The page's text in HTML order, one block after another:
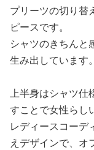
プリーツの切り替
ピースです。
シャツのきちんと
生み出しています。
上半身はシャツ仕
すことで女性らし
レディースコーデ
えデザインで、オ